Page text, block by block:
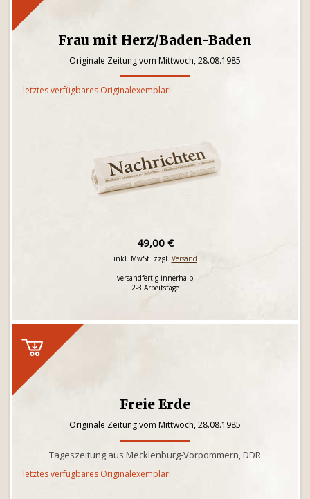
Frau mit Herz/Baden-Baden
Originale Zeitung vom Mittwoch, 28.08.1985
letztes verfügbares Originalexemplar!
49,00 €
inkl. MwSt. zzgl. Versand
versandfertig innerhalb
2-3 Arbeitstage
Freie Erde
Originale Zeitung vom Mittwoch, 28.08.1985
Tageszeitung aus Mecklenburg-Vorpommern, DDR
letztes verfügbares Originalexemplar!